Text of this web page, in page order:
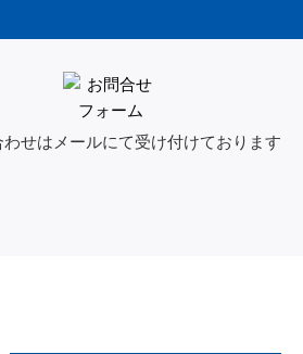
わせはメールにて受け付けております